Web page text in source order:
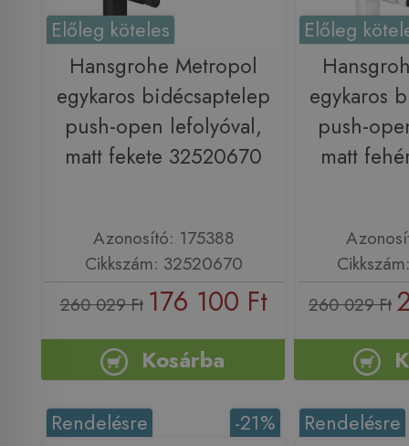
Előleg köteles
Hansgrohe Metropol
egykaros bidécsaptelep
push-open lefolyóval,
matt fekete 32520670
Azonosító: 175388
Cikkszám: 32520670
260 029 Ft 176 100 Ft
Kosárba
Előleg
egykaros
push-
matt
260 029 Ft
-21%
Rendelésre Rendelésre